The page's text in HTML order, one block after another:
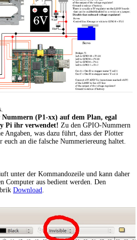
Nummern (P1-xx) auf dem Plan, egal
Pi ihr verwendet! Zu den GPIO-Nummern
Angaben, was dazu führt, dass der Plotter
an die falsche Nummeriereung haltet.
unter der Kommandozeile und kann daher
Computer aus bedient werden. Den
Download.